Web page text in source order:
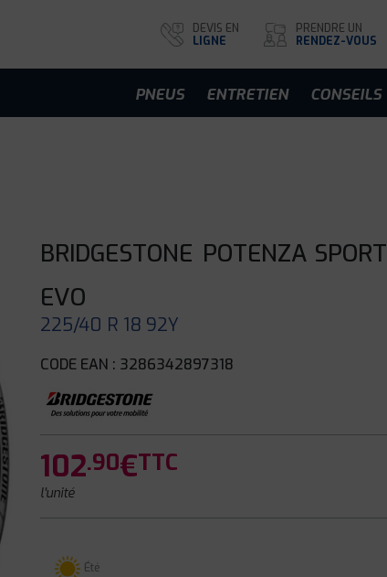
DEVIS EN
LIGNE
PRENDRE UN
RENDEZ-VOUS
PNEUS ENTRETIEN CONSEILS
BRIDGESTONE POTENZA SPORT
EVO
225/40 R 18 92Y
CODE EAN : 3286342897318
102.90€TTC
l'unité
Été